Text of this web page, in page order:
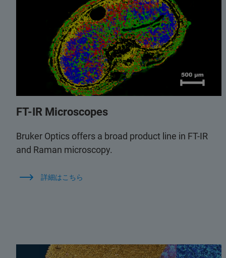
FT-IR Microscopes
Bruker Optics offers a broad product line in FT-IR
and Raman microscopy.
詳細はこちら